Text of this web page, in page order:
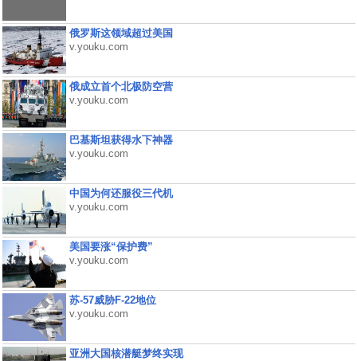
俄罗斯这领域超过美国
v.youku.com
俄成立首个北极防空营
v.youku.com
巴基斯坦获得水下神器
v.youku.com
中国为何还服役三代机
v.youku.com
美国要涨“保护费”
v.youku.com
苏-57威胁F-22地位
v.youku.com
亚洲大国核潜艇梦终实现